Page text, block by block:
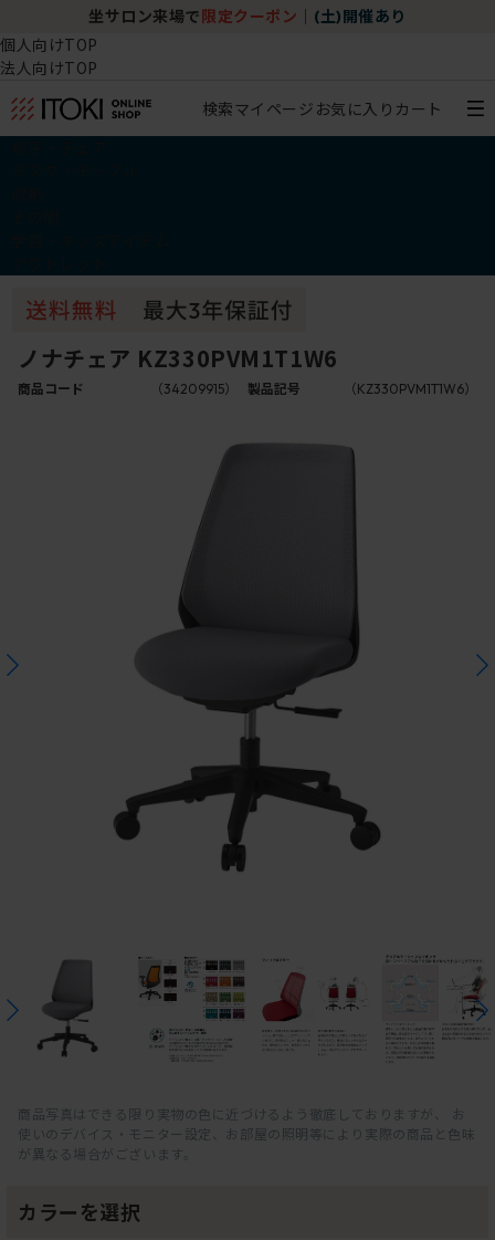
坐サロン来場で 限定クーポン (土)開催あり
個人向けTOP
法人向けTOP
検索マイページ お気に入り カート
ノナチェア KZ330PVM1T1W6
商品コード （34209915） 製品記号 （KZ330PVM1T1W6）
商品写真はできる限り実物の色に近づけるよう徹底しておりますが、 お
使いのデバイス・モニター設定、お部屋の照明等により実際の商品と色味
が異なる場合がございます。
カラーを選択